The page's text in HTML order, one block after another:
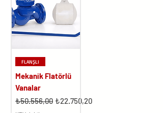
FLANŞLI
Mekanik Flatörlü
Vanalar
Normal Fiyat
₺50.556,00 İndirimli Fiyat
₺22.750,20